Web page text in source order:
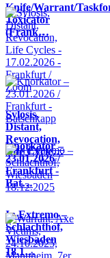
Knife/Warrant/
Toxicator
(Frank…
Sylosis,
Distant,
Revocation,
Life Cycle…
Knorkator –
23.01.2026 /
Frankfurt -
Bat…
In Extremo –
Schlachthof,
Wiesbaden
18.1…